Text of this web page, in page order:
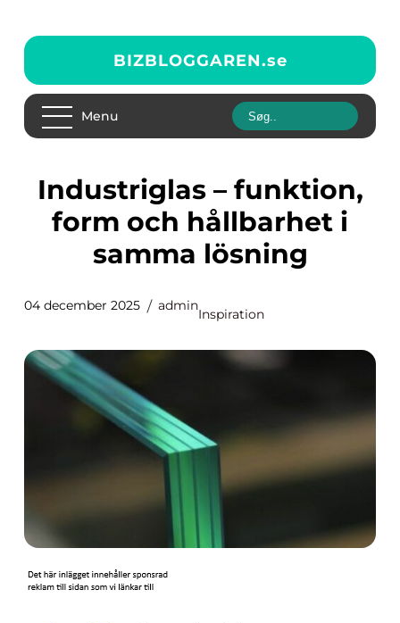
BIZBLOGGAREN.se
Menu
Industriglas – funktion,
form och hållbarhet i
samma lösning
04 december 2025 admin
Inspiration